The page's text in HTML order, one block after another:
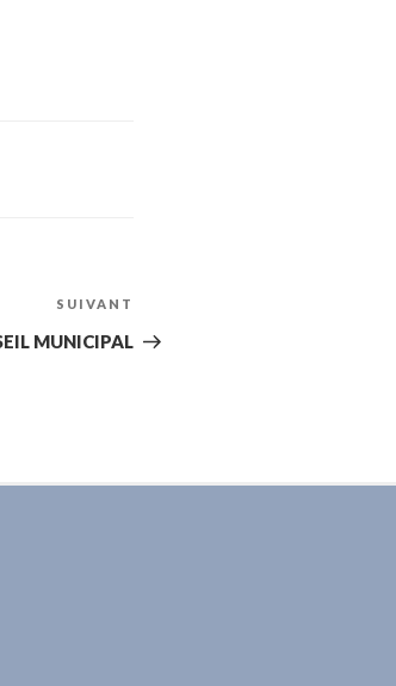
suivant
SUIVANT
MUNICIPAL